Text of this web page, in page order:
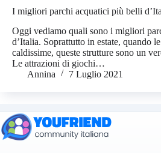
I migliori parchi acquatici più belli
Oggi vediamo quali sono i migliori
d’Italia. Soprattutto in estate, quando
caldissime, queste strutture sono un
Le attrazioni di giochi…
Annina
7 Luglio 2021